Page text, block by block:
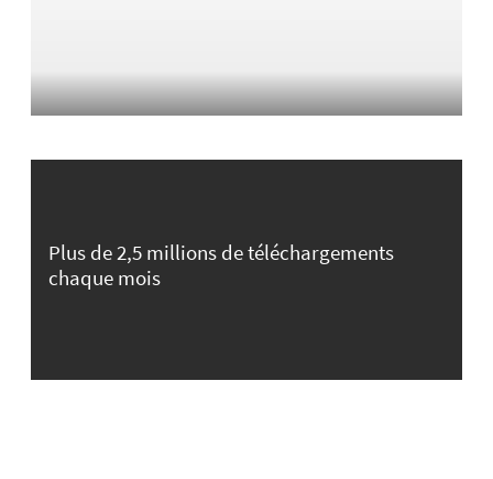
Plus de 2,5 millions de téléchargements
chaque mois